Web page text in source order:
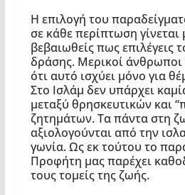
Η επιλογή του
σε κάθε περίπτωση
βεβαιωθείς πως επιλέγεις
δράσης. Μερικοί άνθρωποι
ότι αυτό ισχύει μόνο για
Στο Ισλάμ δεν υπάρχει
μεταξύ θρησκευτικών και
ζητημάτων. Τα πάντα στη
αξιολογούνται από την
γωνία. Ως εκ τούτου το
Προφήτη μας παρέχει
τους τομείς της ζωής.